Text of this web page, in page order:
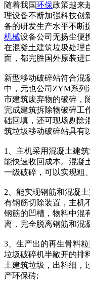
随着我国环保政策越来
理设备不断加强科技创
备的研发生产水平不断
机械设备公司无扬尘便
在混凝土建筑垃圾处理
面，都完胜国外原装进
新型移动破碎站符合混
中，元也公司ZYM系列
市建筑废弃物的破碎，
完成建筑拆除物破碎工
础回填，还可现场剔除
筑垃圾移动破碎站具有
1、主机采用混凝土建
能快速收回成本。混凝
一级破碎，可以实现粗
2、能实现钢筋和混凝
有钢筋切除装置，主机
钢筋的凹槽，物料中混
离，完全脱离钢筋和混
3、生产出的再生骨料
垃圾破碎机半敞开的排
土建筑垃圾，出料细，
产环保砖;